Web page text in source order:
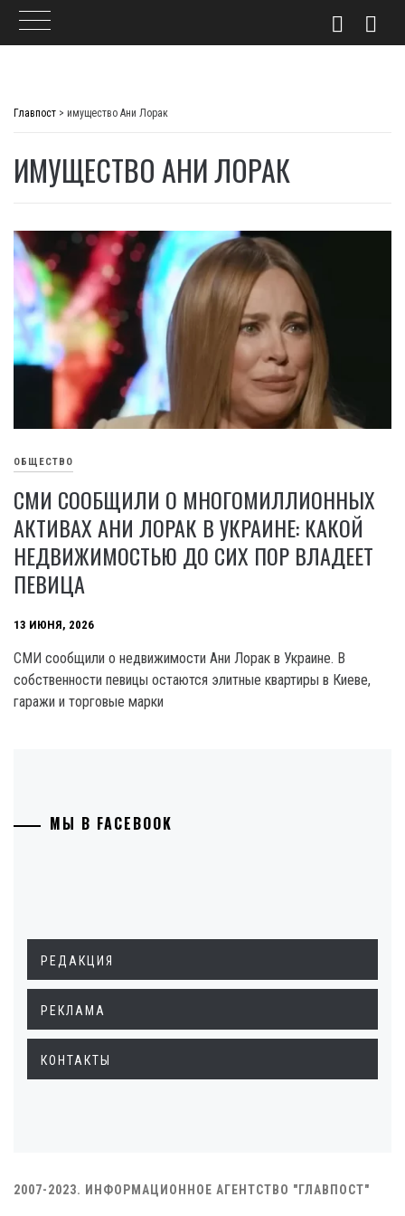
Главпост > имущество Ани Лорак
ИМУЩЕСТВО АНИ ЛОРАК
ОБЩЕСТВО
СМИ СООБЩИЛИ О МНОГОМИЛЛИОННЫХ
АКТИВАХ АНИ ЛОРАК В УКРАИНЕ: КАКОЙ
НЕДВИЖИМОСТЬЮ ДО СИХ ПОР ВЛАДЕЕТ
ПЕВИЦА
13 ИЮНЯ, 2026
СМИ сообщили о недвижимости Ани Лорак в Украине. В
собственности певицы остаются элитные квартиры в Киеве,
гаражи и торговые марки
МЫ В FACEBOOK
РЕДАКЦИЯ
РЕКЛАМА
КОНТАКТЫ
2007-2023. ИНФОРМАЦИОННОЕ АГЕНТСТВО "ГЛАВПОСТ"